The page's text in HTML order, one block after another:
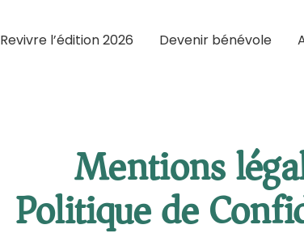
Revivre l’édition 2026 Devenir bénévole
Mentions
Politique de